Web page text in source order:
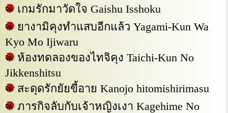
เกมรักมาวัดใจ Gaishu Isshoku
ยางามิคุงทำแสบอีกแล้ว Yagami-Kun Wa
Kyo Mo Ijiwaru
ห้องทดลองของไทจิคุง Taichi-Kun No
Jikkenshitsu
สะดุดรักยัยขี้อาย Kanojo hitomishirimasu
ภารกิจลับกับเจ้าหญิงเงา Kagehime No